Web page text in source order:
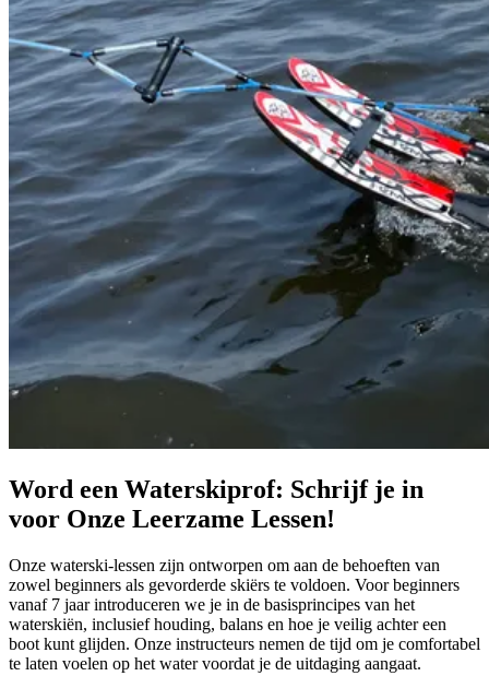
Word een Waterskiprof: Schrijf je in
voor Onze Leerzame Lessen!
Onze waterski-lessen zijn ontworpen om aan de behoeften van
zowel beginners als gevorderde skiërs te voldoen. Voor beginners
vanaf 7 jaar introduceren we je in de basisprincipes van het
waterskiën, inclusief houding, balans en hoe je veilig achter een
boot kunt glijden. Onze instructeurs nemen de tijd om je comfortabel
te laten voelen op het water voordat je de uitdaging aangaat.